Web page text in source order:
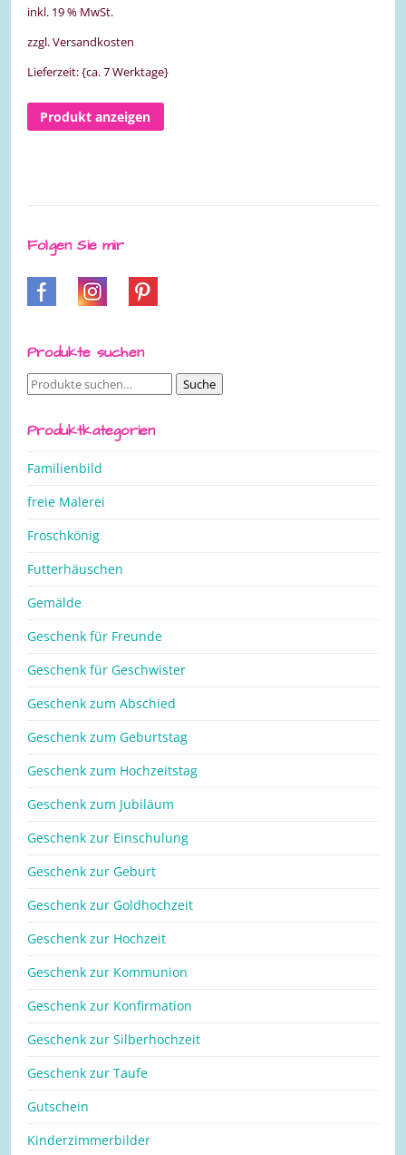
inkl. 19 % MwSt.
zzgl. Versandkosten
Lieferzeit: {ca. 7 Werktage}
Produkt anzeigen
Folgen Sie mir
Produkte suchen
Suche
Suche
Produktkategorien
Familienbild
freie Malerei
Froschkönig
Futterhäuschen
Gemälde
Geschenk für Freunde
Geschenk für Geschwister
Geschenk zum Abschied
Geschenk zum Geburtstag
Geschenk zum Hochzeitstag
Geschenk zum Jubiläum
Geschenk zur Einschulung
Geschenk zur Geburt
Geschenk zur Goldhochzeit
Geschenk zur Hochzeit
Geschenk zur Kommunion
Geschenk zur Konfirmation
Geschenk zur Silberhochzeit
Geschenk zur Taufe
Gutschein
Kinderzimmerbilder